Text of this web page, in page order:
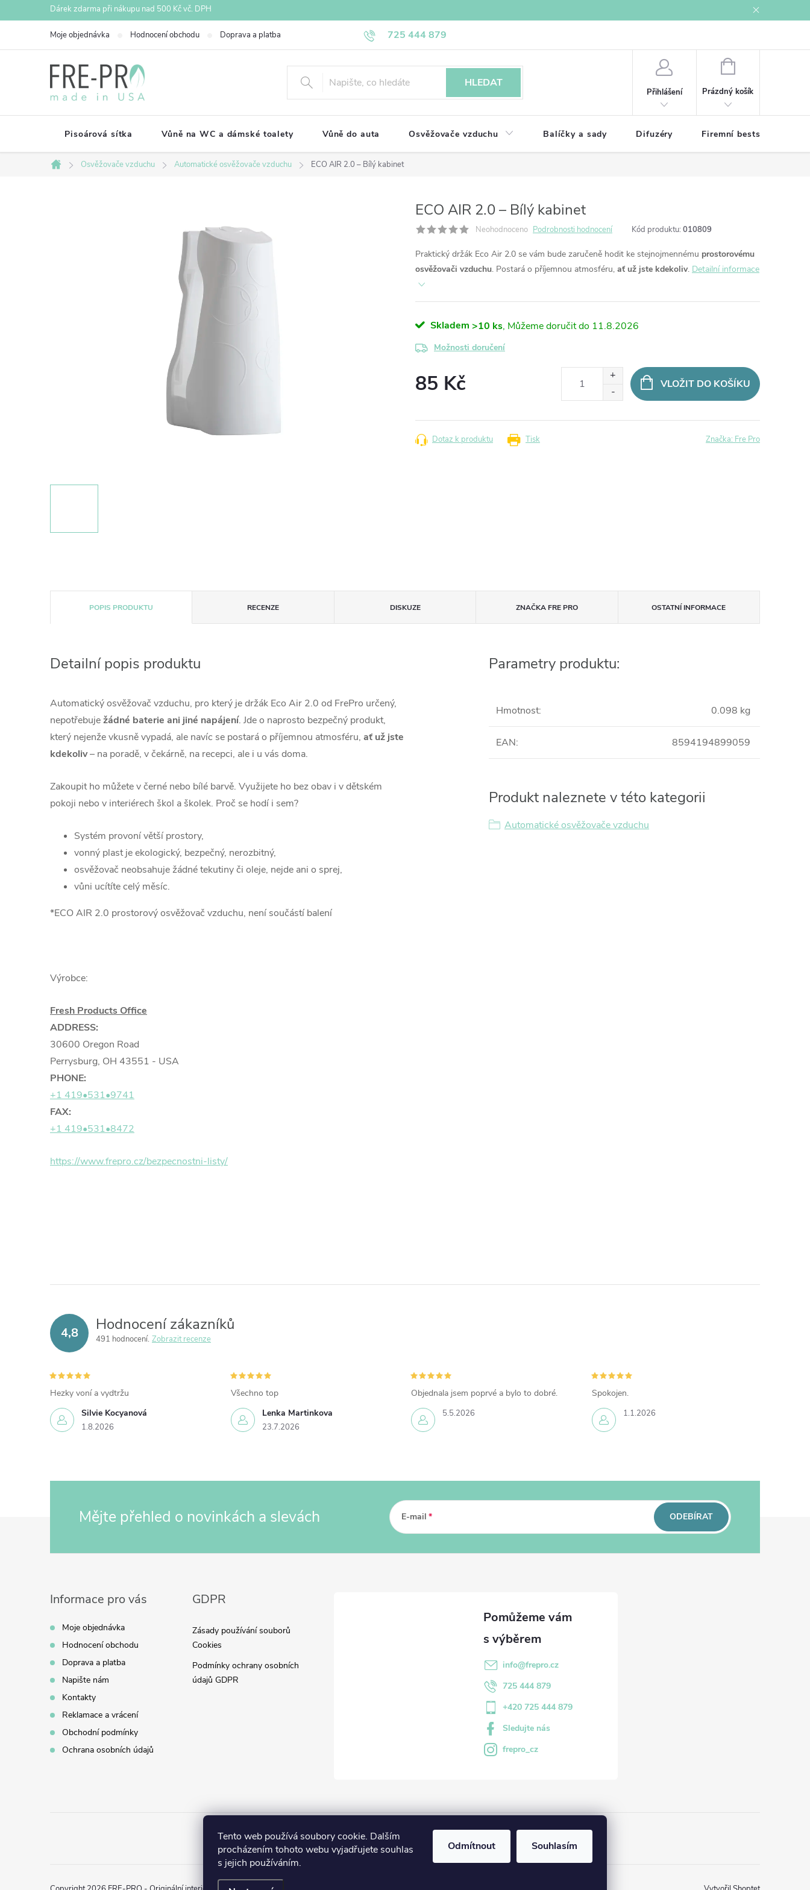
Tento web používá soubory cookie. Dalším
procházením tohoto webu vyjadřujete souhlas
s jejich používáním.
Odmítnout Souhlasím
na
Dárek zdarma při nákupu nad 500 Kč vč. DPH
725 444 879
Moje objednávka Hodnocení obchodu Doprava a platba Kontakty Reklamace a vrácení
HLEDAT
Přihlášení
NÁKUPNÍ
Prázdný košík
Pisoárová sítka Vůně na WC a dámské toalety Vůně do auta Osvěžovače vzduchu Balíčky a sady Difuzéry Firemní bestsellery
Domů
Osvěžovače vzduchu Automatické osvěžovače vzduchu ECO AIR 2.0 – Bílý kabinet
ECO AIR 2.0 – Bílý kabinet
Neohodnoceno Podrobnosti hodnocení Kód produktu: 010809
Praktický držák Eco Air 2.0 se vám bude zaručeně hodit ke stejnojmennému prostorovému
osvěžovači vzduchu. Postará o příjemnou atmosféru, ať už jste kdekoliv. Detailní informace
Skladem >10 ks 11.8.2026
Možnosti doručení
85 Kč VLOŽIT DO KOŠÍKU
Tisk
Dotaz k produktu Značka: Fre Pro
POPIS PRODUKTU RECENZE DISKUZE ZNAČKAFRE PRO OSTATNÍ INFORMACE
Detailní popis produktu
Automatický osvěžovač vzduchu, pro který je držák Eco Air 2.0 od FrePro určený,
nepotřebuježádné baterie ani jiné napájení. Jde o naprosto bezpečný produkt,
který nejenže vkusně vypadá, ale navíc se postará o příjemnou atmosféru, ať už jste
kdekoliv– na poradě, v čekárně, na recepci, ale i u vás doma.
Zakoupit ho můžete v černé nebo bílé barvě. Využijete ho bez obav i v dětském
pokoji nebo v interiérech škol a školek. Proč se hodí i sem?
Systém provoní větší prostory,
vonný plast je ekologický, bezpečný, nerozbitný,
osvěžovač neobsahuje žádné tekutiny či oleje, nejde ani o sprej,
vůni ucítíte celý měsíc.
*ECO AIR 2.0 prostorový osvěžovač vzduchu, není součástí balení
Výrobce:
Fresh Products Office
ADDRESS:
30600 Oregon Road
Perrysburg, OH 43551 - USA
PHONE:
+1 419•531•9741
FAX:
+1 419•531•8472
https://www.frepro.cz/bezpecnostni-listy/
Parametry produktu:
Hmotnost: 0.098 kg
EAN: 8594194899059
Produkt naleznete v této kategorii
Automatické osvěžovače vzduchu
4,8 Hodnocení zákazníků
491 hodnocení Zobrazit recenze
Silvie Kocyanová
1.8.2026
Hezky voní a vydtržu
Lenka Martinkova
23.7.2026
Všechno top
5.5.2026
Objednala jsem poprvé a bylo to dobré.
1.1.2026
Spokojen.
Mějte přehled o novinkách a slevách E-mail ODEBÍRAT
Informace pro vás
Moje objednávka
Hodnocení obchodu
Doprava a platba
Napište nám
Kontakty
Reklamace a vrácení
Obchodní podmínky
Ochrana osobních údajů
GDPR
Zásady používání souborů
Cookies
Podmínky ochrany osobních
údajů GDPR
info@frepro.cz
725 444 879
+420 725 444 879
Sledujte nás
frepro_cz
Profihadry.cz Profihygiena.cz Carpex.cz Parfemybytove.cz